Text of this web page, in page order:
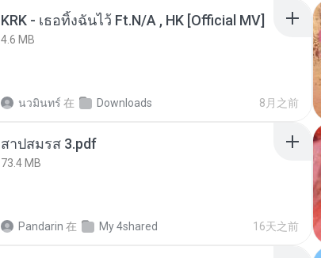
KRK - เธอทิ้งฉันไว้ Ft.N/A , HK [Official MV]
4.6 MB
นวมินทร์ 在 Downloads 8月之前
สาปสมรส 3.pdf
73.4 MB
Pandarin 在 My 4shared 16天之前